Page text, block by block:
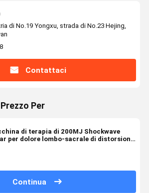
di No.19 Yongxu, strada di No.23 Hejing,
Contattaci
Per
di terapia di 200MJ Shockwave
per dolore lombo-sacrale di distorsione
Continua